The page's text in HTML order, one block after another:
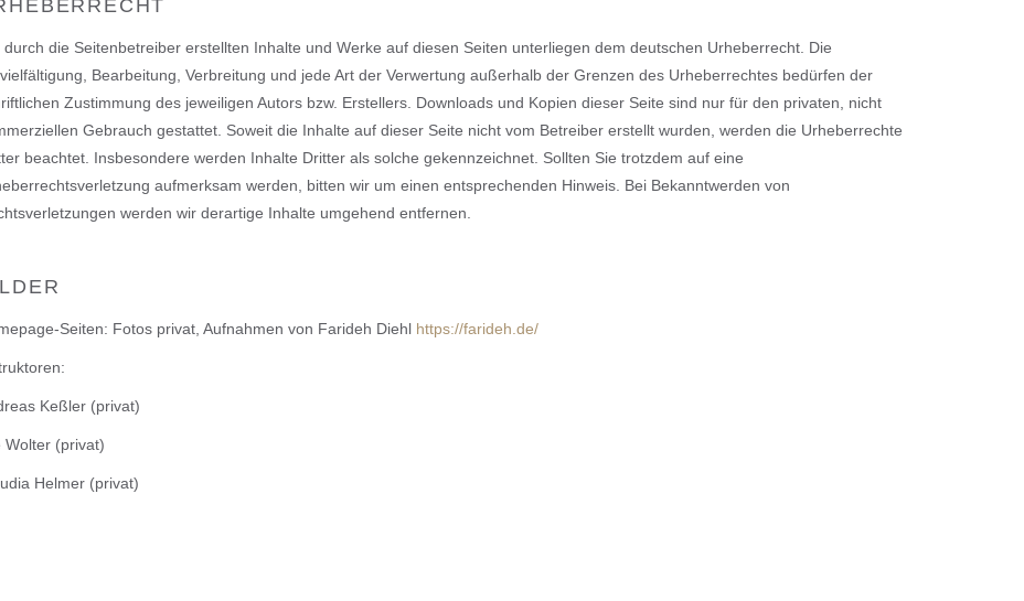
durch die Seitenbetreiber erstellten Inhalte und Werke auf diesen Seiten unterliegen dem deutschen Urheberrecht. Die
Bearbeitung, Verbreitung und jede Art der Verwertung außerhalb der Grenzen des Urheberrechtes bedürfen der
Zustimmung des jeweiligen Autors bzw. Erstellers. Downloads und Kopien dieser Seite sind nur für den privaten, nicht
Gebrauch gestattet. Soweit die Inhalte auf dieser Seite nicht vom Betreiber erstellt wurden, werden die Urheberrechte
beachtet. Insbesondere werden Inhalte Dritter als solche gekennzeichnet. Sollten Sie trotzdem auf eine
aufmerksam werden, bitten wir um einen entsprechenden Hinweis. Bei Bekanntwerden von
werden wir derartige Inhalte umgehend entfernen.
Seiten: Fotos privat, Aufnahmen von Farideh Diehl https://farideh.de/
Keßler (privat)
Wolter (privat)
Helmer (privat)